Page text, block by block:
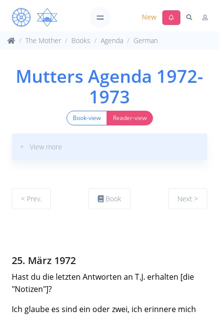
New
The Mother Books Agenda German
Mutters Agenda 1972-
1973
Book-view Reader-view
+ View more
< Prev. Book Next >
25. März 1972
Hast du die letzten Antworten an T.J. erhalten [die
"Notizen"]?
Ich glaube es sind ein oder zwei, ich erinnere mich